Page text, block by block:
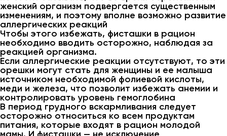
женский организм подвергается существенным
изменениям, и поэтому вполне возможно развитие
аллергических реакций
Чтобы этого избежать, фисташки в рацион
необходимо вводить осторожно, наблюдая за
реакцией организма.
Если аллергические реакции отсутствуют, то эти
орешки могут стать для женщины и ее малыша
источником необходимой фолиевой кислоты,
меди и железа, что позволит избежать анемии и
контролировать уровень гемоглобина
В период грудного вскармливания следует
осторожно относиться ко всем продуктам
питания, которые входят в рацион молодой